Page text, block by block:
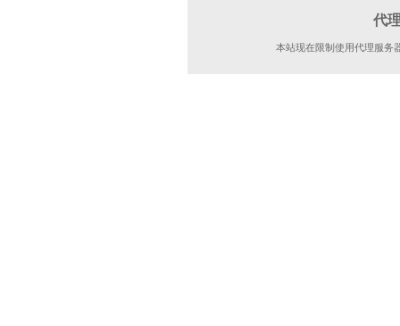
代
本站现在限制使用代理服务